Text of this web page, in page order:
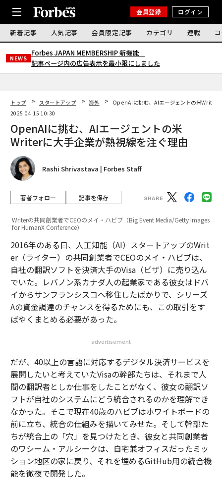
会員登録 ログイン
新着記事 人気記事 会員限定記事 カテゴリ 連載
NEWS
Forbes JAPAN MEMBERSHIP 新機能｜
記事ページ内の広告表示を最小限にしました
トップ スタートアップ 海外
OpenAIに挑む、AIエージェントの米Writer
2025.04.15 10:30
OpenAIに挑む、AIエージェントの米
Writerに大手企業が熱視線を注ぐ理由
Rashi Shrivastava | Forbes Staff
著者フォロー 記事を保存
Writerの共同創業者でCEOのメイ・ハビブ（Big Event Media/Getty Images
for HumanX Conference）
2016年のある日、人工知能（AI）スタートアップのWrit
er（ライター）の共同創業者でCEOのメイ・ハビブは、
自社の翻訳ソフトを決済大手のVisa（ビザ）に売り込ん
でいた。レバノン系カナダ人の起業家である彼女はドバ
イからサンフランシスコへ移住したばかりで、シリーズ
Aの資金調達のチャンスを得るためにも、この取引をす
ばやくまとめる必要があった。
advertisement
だが、40以上の言語に対応するデジタル決済サービスを
展開したいと考えていたVisaの幹部たちは、それまで人
間の翻訳者としか仕事をしたことがなく、彼女の翻訳ソ
フトが自社のシステムにどう統合されるのかを理解でき
なかった。そこで現在40歳のハビブはホワイトボードの
前に立ち、統合の仕組みを描いてみせた。そして幹部た
ちが統合上の「穴」を見つけたとき、彼女と共同創業者
のワシーム・アルシークは、自宅兼オフィスだったミッ
ション地区の家に戻り、それを埋めるGitHub用の統合機
能を徹夜で開発した。